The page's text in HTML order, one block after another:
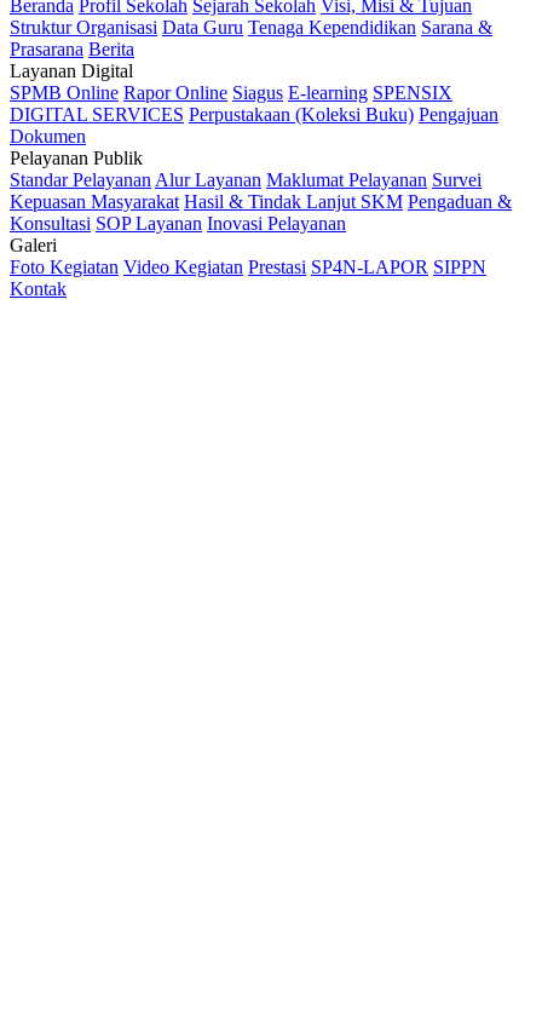
Beranda Profil Sekolah Sejarah Sekolah Visi, Misi & Tujuan
Struktur Organisasi Data Guru Tenaga Kependidikan Sarana &
Prasarana Berita
Layanan Digital
SPMB Online Rapor Online Siagus E-learning SPENSIX
DIGITAL SERVICES Perpustakaan (Koleksi Buku) Pengajuan
Dokumen
Pelayanan Publik
Standar Pelayanan Alur Layanan Maklumat Pelayanan Survei
Kepuasan Masyarakat Hasil & Tindak Lanjut SKM Pengaduan &
Konsultasi SOP Layanan Inovasi Pelayanan
Galeri
Foto Kegiatan Video Kegiatan Prestasi SP4N-LAPOR SIPPN
Kontak